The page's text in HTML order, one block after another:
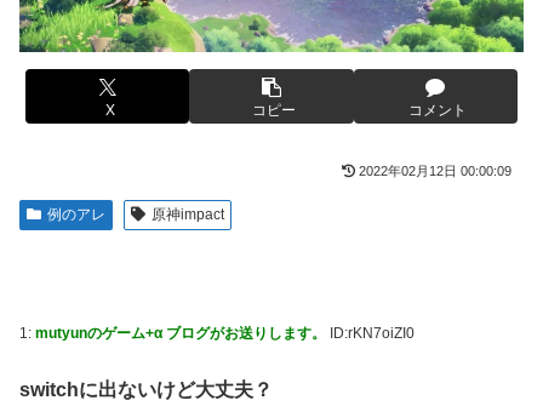
【悲報】女性配信者「アスペの検査してみた…みんなこれわ
かるの？」
【画像】ハンターハンターさん、ガチで最強の新能力を登場
させてしまうｗｗｗｗｗｗｗ
「テイルズオブシンフォニア リマスター」発売日が2/16に
決定！最新の「発売日告知トレーラー」も公開！
実際『ゼルダ 時オカ』→『風タク』の時の空気感を知りた
【悲報】女さん、歩行者を轢いた挙句、道路に倒れてどえら
【朗報】菅直人元総理、再評価されるｗｗｗｗｗｗｗｗｗｗ
ｗｗｗｗｗｗｗｗ
【画像】このLINEでなんで女が怒ってるのか分かんない奴
はモテない奴確定らしい←お前らは勿論わかるよ
な？？？？？？？
海外「日本は戦勝国なんだよ」 戦後の日本人の特別な生き
【悲報画像】イキリたい年頃の中学生さん、和彫を入れて人
してしまう
X コピー コメント
2022年02月12日 00:00:09
例のアレ 原神impact
1: mutyunのゲーム+α ブログがお送りします。 ID:rKN7oiZI0
switchに出ないけど大丈夫？